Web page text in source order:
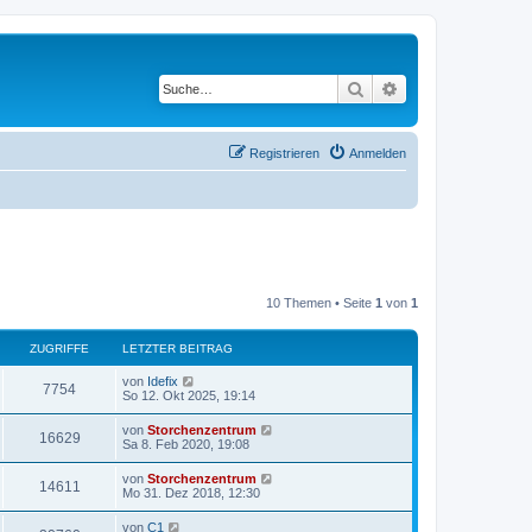
Suche
Anmelden
Registrieren
10 Themen • Seite 1 von 1
ZUGRIFFE LETZTER BEITRAG
7754 von Idefix
So 12. Okt 2025, 19:14
16629 von Storchenzentrum
Sa 8. Feb 2020, 19:08
14611 von Storchenzentrum
Mo 31. Dez 2018, 12:30
von C1